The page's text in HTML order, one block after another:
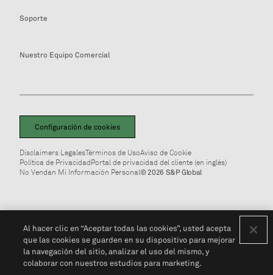
Soporte
Nuestro Equipo Comercial
Configuración de cookies
Disclaimers LegalesTérminos de UsoAviso de Cookie
Política de PrivacidadPortal de privacidad del cliente (en inglés)
No Vendan Mi Información Personal© 2026 S&P Global
Al hacer clic en “Aceptar todas las cookies”, usted acepta
que las cookies se guarden en su dispositivo para mejorar
la navegación del sitio, analizar el uso del mismo, y
colaborar con nuestros estudios para marketing.